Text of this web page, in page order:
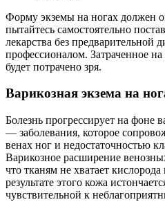
Форму экземы на ногах должен
пытайтесь самостоятельно
лекарства без предварительной
профессионалом. Затраченное
будет потрачено зря.
Варикозная экзема на
Болезнь прогрессирует на фоне
— заболевания, которое
венах ног и недостаточностью
Варикозное расширение
что тканям не хватает
результате этого кожа
чувствительной к